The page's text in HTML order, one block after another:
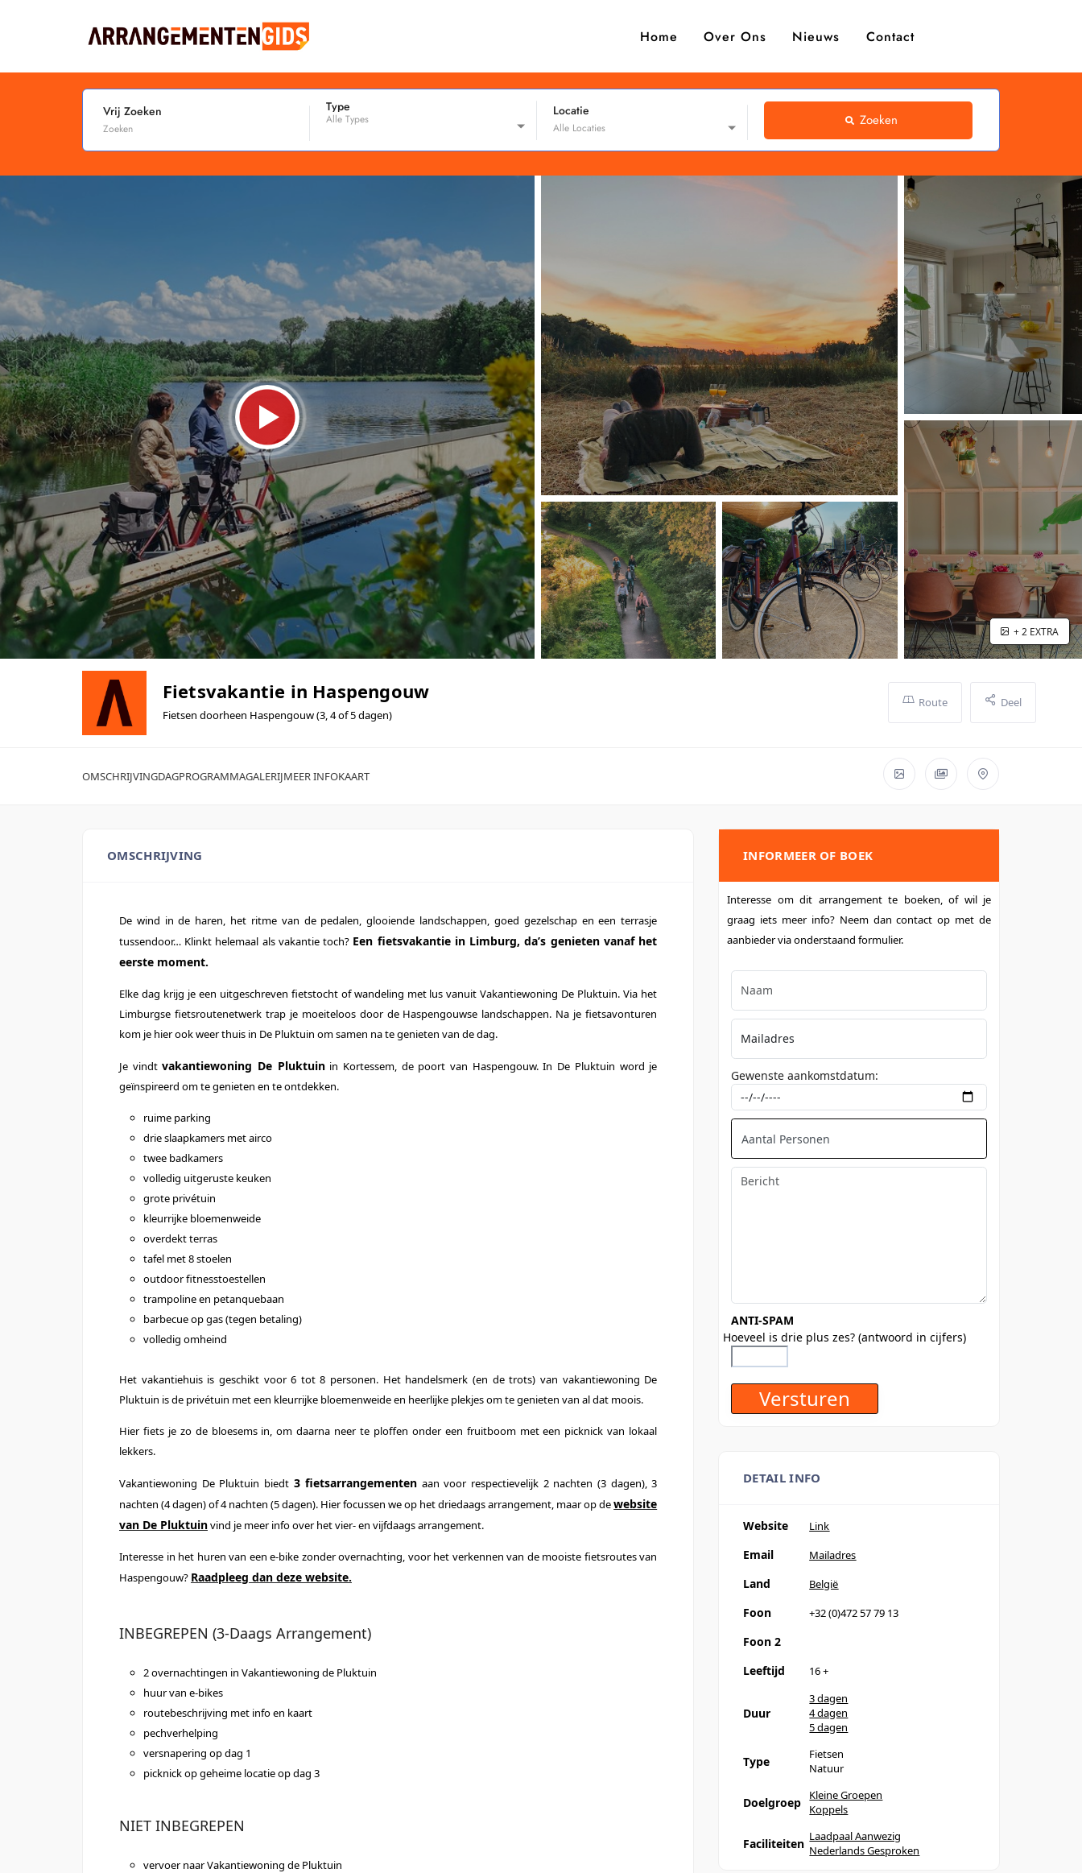
Home Over Ons Nieuws Contact
Vrij Zoeken Type Locatie
Zoeken
+ 2 EXTRA
Fietsvakantie in Haspengouw
Fietsen doorheen Haspengouw (3, 4 of 5 dagen)
Route Deel
OMSCHRIJVINGDAGPROGRAMMAGALERIJMEER INFOKAART
OMSCHRIJVING
De wind in de haren, het ritme van de pedalen, glooiende landschappen, goed gezelschap en een terrasje
tussendoor… Klinkt helemaal als vakantie toch? Een fietsvakantie in Limburg, da’s genieten vanaf het
eerste moment.
Elke dag krijg je een uitgeschreven fietstocht of wandeling met lus vanuit Vakantiewoning De Pluktuin. Via het
Limburgse fietsroutenetwerk trap je moeiteloos door de Haspengouwse landschappen. Na je fietsavonturen
kom je hier ook weer thuis in De Pluktuin om samen na te genieten van de dag.
Je vindtvakantiewoning De Pluktuinin Kortessem, de poort van Haspengouw. In De Pluktuin word je
geïnspireerd om te genieten en te ontdekken.
ruime parking
drie slaapkamers met airco
twee badkamers
volledig uitgeruste keuken
grote privétuin
kleurrijke bloemenweide
overdekt terras
tafel met 8 stoelen
outdoor fitnesstoestellen
trampoline en petanquebaan
barbecue op gas (tegen betaling)
volledig omheind
Het vakantiehuis is geschikt voor 6 tot 8 personen. Het handelsmerk (en de trots) van vakantiewoning De
Pluktuin is de privétuin met een kleurrijke bloemenweide en heerlijke plekjes om te genieten van al dat moois.
Hier fiets je zo de bloesems in, om daarna neer te ploffen onder een fruitboom met een picknick van lokaal
lekkers.
Vakantiewoning De Pluktuin biedt 3 fietsarrangementen aan voor respectievelijk 2 nachten (3 dagen), 3
nachten (4 dagen) of 4 nachten (5 dagen). Hier focussen we op het driedaags arrangement, maar op dewebsite
van De Pluktuinvind je meer info over het vier- en vijfdaags arrangement.
Interesse in het huren van een e-bike zonder overnachting, voor het verkennen van de mooiste fietsroutes van
Haspengouw? Raadpleeg dan deze website.
INBEGREPEN (3-Daags Arrangement)
2 overnachtingen in Vakantiewoning de Pluktuin
huur van e-bikes
routebeschrijving met info en kaart
pechverhelping
versnapering op dag 1
picknick op geheime locatie op dag 3
NIET INBEGREPEN
vervoer naar Vakantiewoning de Pluktuin
INFORMEER OF BOEK
Interesse om dit arrangement te boeken, of wil je
graag iets meer info? Neem dan contact op met de
aanbieder via onderstaand formulier.
Gewenste aankomstdatum:
ANTI-SPAM
Hoeveel is drie plus zes? (antwoord in cijfers)
DETAIL INFO
Website Link
Email Mailadres
Land België
Foon +32 (0)472 57 79 13
Foon 2
Leeftijd
16+
Duur
3 dagen
4 dagen
5 dagen
Type
Fietsen
Natuur
Doelgroep
Kleine Groepen
Koppels
Faciliteiten Laadpaal Aanwezig
Nederlands Gesproken